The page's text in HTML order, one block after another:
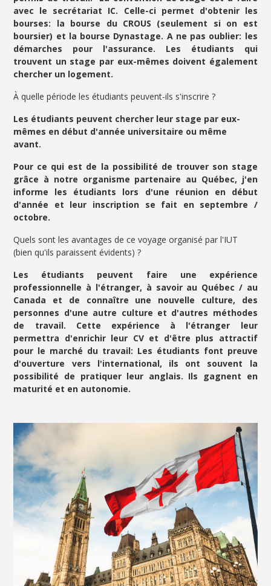
avec le secrétariat IC. Celle-ci permet d'obtenir les
bourses: la bourse du CROUS (seulement si on est
boursier) et la bourse Dynastage. A ne pas oublier: les
démarches pour l'assurance. Les étudiants qui
trouvent un stage par eux-mêmes doivent également
chercher un logement.
À quelle période les étudiants peuvent-ils s'inscrire ?
Les étudiants peuvent chercher leur stage par eux-
mêmes en début d'année universitaire ou même
avant.
Pour ce qui est de la possibilité de trouver son stage
grâce à notre organisme partenaire au Québec, j'en
informe les étudiants lors d'une réunion en début
d'année et leur inscription se fait en septembre /
octobre.
Quels sont les avantages de ce voyage organisé par l'IUT
(bien qu'ils paraissent évidents) ?
Les étudiants peuvent faire une expérience
professionnelle à l'étranger, à savoir au Québec / au
Canada et de connaître une nouvelle culture, des
personnes d'une autre culture et d'autres méthodes
de travail. Cette expérience à l'étranger leur
permettra d'enrichir leur CV et d'être plus attractif
pour le marché du travail: Les étudiants font preuve
d'ouverture vers l'international, ils ont souvent la
possibilité de pratiquer leur anglais. Ils gagnent en
maturité et en autonomie.